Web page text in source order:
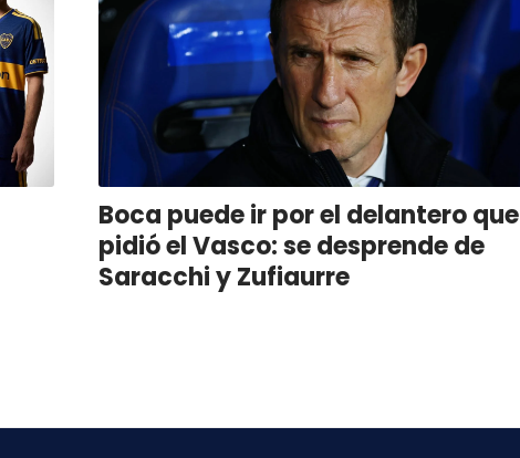
Boca puede ir por el delantero que
pidió el Vasco: se desprende de
Saracchi y Zufiaurre